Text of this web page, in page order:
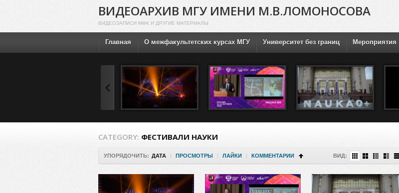
ВИДЕОАРХИВ МГУ ИМЕНИ М.В.ЛОМОНОСОВА
ВИДЕОЗАПИСИ МФК И ДРУГИЕ МАТЕРИАЛЫ
Главная О межфакультетских курсах МГУ Университет без границ Мероприятия
CATEGORY: ФЕСТИВАЛИ НАУКИ
УПОРЯДОЧИТЬ: ДАТА | ПРОСМОТРЫ | ЛАЙКИ | КОММЕНТАРИИ ВИД: